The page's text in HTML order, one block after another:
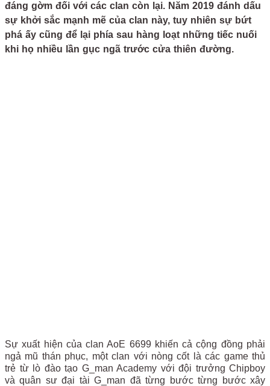
đáng gờm đối với các clan còn lại. Năm 2019 đánh dấu
sự khởi sắc mạnh mẽ của clan này, tuy nhiên sự bứt
phá ấy cũng để lại phía sau hàng loạt những tiếc nuối
khi họ nhiều lần gục ngã trước cửa thiên đường.
Sự xuất hiện của clan AoE 6699 khiến cả cộng đồng phải
ngả mũ thán phục, một clan với nòng cốt là các game thủ
trẻ từ lò đào tạo G_man Academy với đội trưởng Chipboy
và quân sư đại tài G_man đã từng bước từng bước xây